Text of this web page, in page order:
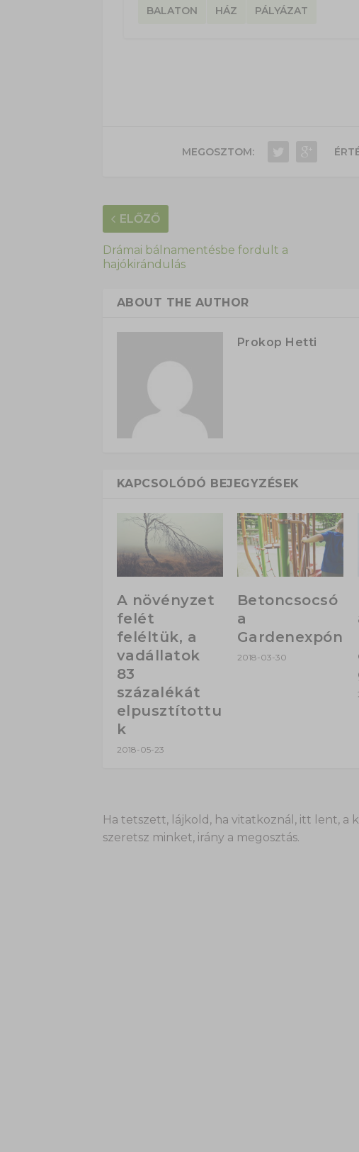
BALATON HÁZ PÁLYÁZAT
MEGOSZTOM:
ELŐZŐ
Drámai bálnamentésbe fordult a
hajókirándulás
ABOUT THE AUTHOR
Prokop Hetti
KAPCSOLÓDÓ BEJEGYZÉSEK
A növényzet
felét
feléltük, a
vadállatok
83
százalékát
elpusztítottu
k
2018-05-23
Betoncsocsó
a
Gardenexpón
2018-03-30
Ha tetszett, lájkold, ha vitatkoznál, itt lent,
szeretsz minket, irány a megosztás.